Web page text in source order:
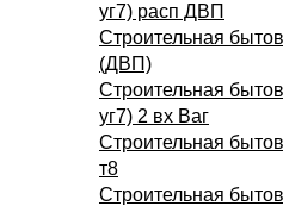
уг7) расп ДВП
Строительная
(ДВП)
Строительная
уг7) 2 вх Ваг
Строительная
т8
Строительная